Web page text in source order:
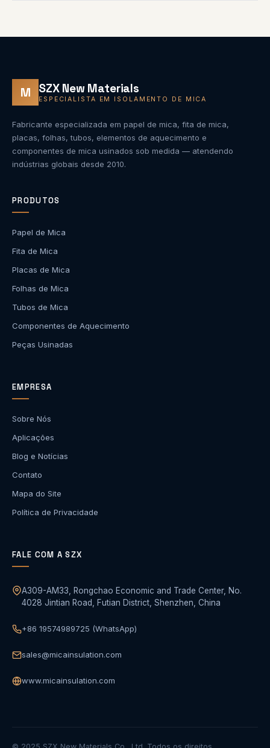
M SZX New Materials
ESPECIALISTA EM ISOLAMENTO DE MICA
Fabricante especializada em papel de mica, fita de mica,
placas, folhas, tubos, elementos de aquecimento e
componentes de mica usinados sob medida — atendendo
indústrias globais desde 2010.
PRODUTOS
Papel de Mica
Fita de Mica
Placas de Mica
Folhas de Mica
Tubos de Mica
Componentes de Aquecimento
Peças Usinadas
EMPRESA
Sobre Nós
Aplicações
Blog e Notícias
Contato
Mapa do Site
Política de Privacidade
FALE COM A SZX
A309-AM33, Rongchao Economic and Trade Center, No.
4028 Jintian Road, Futian District, Shenzhen, China
+86 19574989725 (WhatsApp)
sales@micainsulation.com
www.micainsulation.com